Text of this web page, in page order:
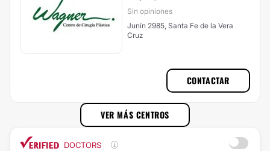
Sin opiniones
Junín 2985, Santa Fe de la Vera
Cruz
CONTACTAR
VER MÁS CENTROS
DOCTORS